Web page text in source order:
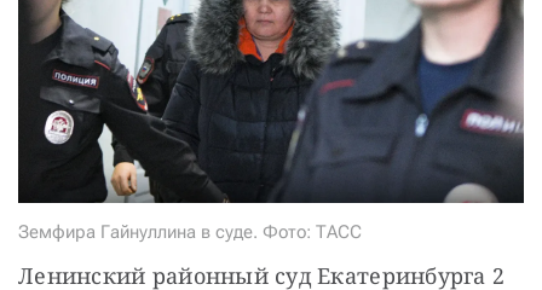
Земфира Гайнуллина в суде. Фото: ТАСС
Ленинский районный суд Екатеринбурга 2
ПОДЕЛИТЬСЯ С ДРУЗЬЯМИ
Если у вас есть вопросы, пишите donate@novayagazeta.ruили
звоните:
+7 (929) 612-03-68